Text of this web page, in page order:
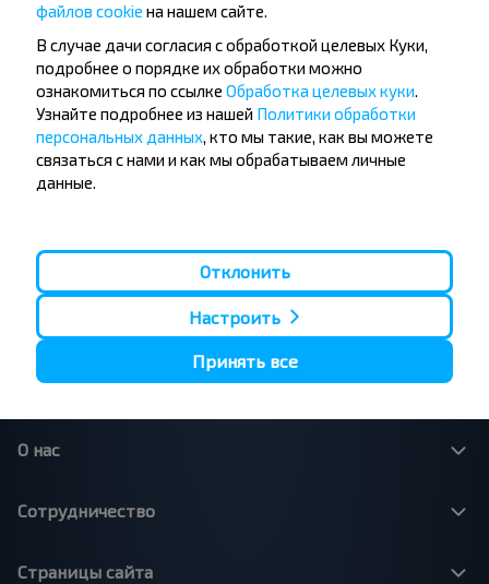
Популярные автобусные
направления
Орша - Могилёв
Минск - Несвиж
Минск - Могилёв
Минск - Пинск
Минск - Брест
Минск - Гомель
Минск - Барановичи
Гомель - Минск
Брест - Тересполь
Брест - Беловежская Пуща
Брест - Минск
Вильнюс - Минск
Москва - Брест
Минск - Варшава
Москва - Барановичи
Брест - Люблин
Брест - Варшава
О нас
Сотрудничество
Страницы сайта
файлов cookie на нашем сайте.
В случае дачи согласия с обработкой целевых Куки,
подробнее о порядке их обработки можно
ознакомиться по ссылке Обработка целевых куки.
Узнайте подробнее из нашей Политики обработки
персональных данных, кто мы такие, как вы можете
связаться с нами и как мы обрабатываем личные
данные.
Отклонить
Настроить
Принять все